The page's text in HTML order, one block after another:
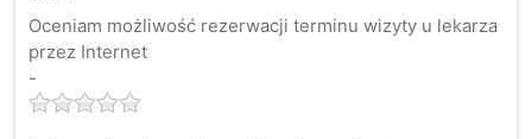
Oceniam możliwość rezerwacji terminu wizyty u lekarza
przez Internet
-